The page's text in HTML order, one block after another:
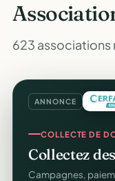
623 associations
ANNONCE
COLLECTE DE
Collectez
Campagnes,